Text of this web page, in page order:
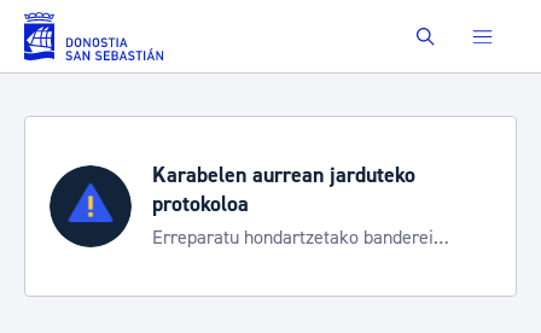
Eduki nagusira joan Buscar
Karabelen aurrean jarduteko
protokoloa
Erreparatu hondartzetako banderei